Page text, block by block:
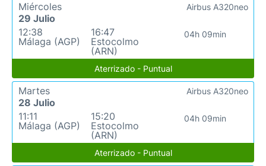
Miércoles
29 Julio
12:38
Málaga (AGP)
16:47
Estocolmo
(ARN)
04h 09min
Airbus A320neo
Aterrizado - Puntual
Martes
28 Julio
11:11
Málaga (AGP)
15:20
Estocolmo
(ARN)
04h 09min
Airbus A320neo
Aterrizado - Puntual